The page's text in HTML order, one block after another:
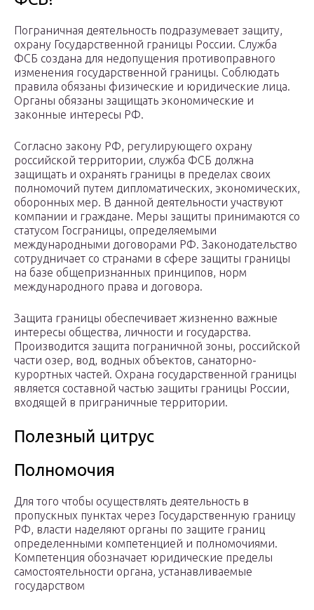
Пограничная деятельность подразумевает защиту,
охрану Государственной границы России. Служба
ФСБ создана для недопущения противоправного
изменения государственной границы. Соблюдать
правила обязаны физические и юридические лица.
Органы обязаны защищать экономические и
законные интересы РФ.
Согласно закону РФ, регулирующего охрану
российской территории, служба ФСБ должна
защищать и охранять границы в пределах своих
полномочий путем дипломатических, экономических,
оборонных мер. В данной деятельности участвуют
компании и граждане. Меры защиты принимаются со
статусом Госграницы, определяемыми
международными договорами РФ. Законодательство
сотрудничает со странами в сфере защиты границы
на базе общепризнанных принципов, норм
международного права и договора.
Защита границы обеспечивает жизненно важные
интересы общества, личности и государства.
Производится защита пограничной зоны, российской
части озер, вод, водных объектов, санаторно-
курортных частей. Охрана государственной границы
является составной частью защиты границы России,
входящей в приграничные территории.
Полезный цитрус
Полномочия
Для того чтобы осуществлять деятельность в
пропускных пунктах через Государственную границу
РФ, власти наделяют органы по защите границ
определенными компетенцией и полномочиями.
Компетенция обозначает юридические пределы
самостоятельности органа, устанавливаемые
государством